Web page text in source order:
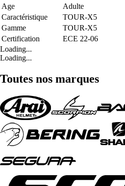
Age
Adulte
Caractéristique
TOUR-X5
Gamme
TOUR-X5
Certification
ECE 22-06
Loading...
Loading...
Toutes nos marques